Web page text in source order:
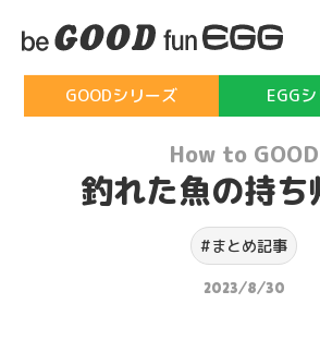
GOODシリーズ EGG
How to GOOD
釣れた魚の持ち
#まとめ記事
2023/8/30